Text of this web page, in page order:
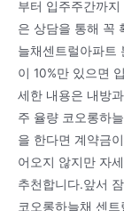
부터 입주주간까
은 상담을 통해 꼭
늘채센트럴아파트
이 10%만 있으면
세한 내용은 내방
주 율량 코오롱하
을 한다면 계약금
어오지 않지만 자
추천합니다.앞서
코오롱하늘채 센